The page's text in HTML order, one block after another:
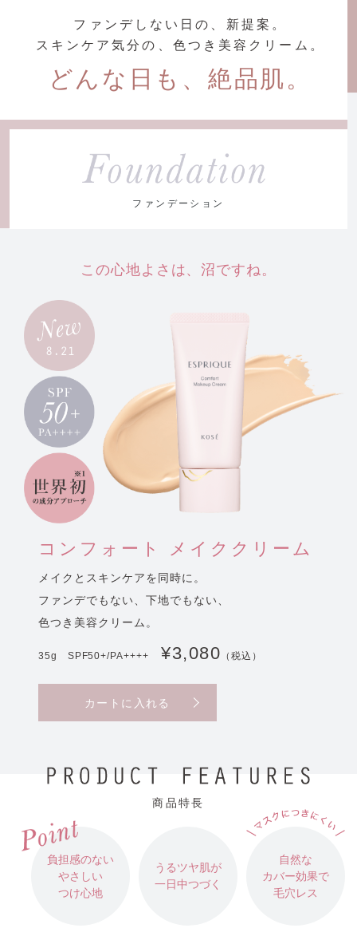
ファンデしない日の、新提案。
スキンケア気分の、色つき美容クリーム。
どんな日も、絶品肌。
ファンデーション
この心地よさは、沼ですね。
コンフォート メイククリーム
メイクとスキンケアを同時に。
ファンデでもない、下地でもない、
色つき美容クリーム。
35g SPF50+/PA++++ ¥3,080 （税込）
カートに入れる
商品特長
負担感のない
やさしい
つけ心地
うるツヤ肌が
一日中つづく
自然な
カバー効果で
毛穴レス